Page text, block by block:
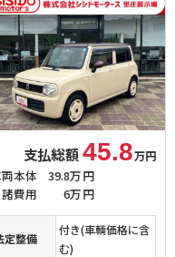
支払総額45.8万円
本体
39.8万円
諸費用
6万円
定整備
付き(車輌価格に含
む)